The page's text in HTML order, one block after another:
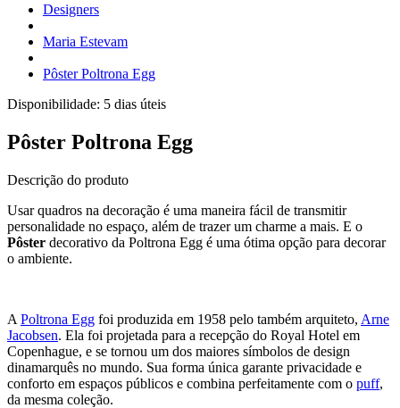
Designers
Maria Estevam
Pôster Poltrona Egg
Disponibilidade: 5 dias úteis
Pôster Poltrona Egg
Descrição do produto
Usar quadros na decoração é uma maneira fácil de transmitir
personalidade no espaço, além de trazer um charme a mais. E o
Pôster decorativo da Poltrona Egg é uma ótima opção para decorar
o ambiente.
A Poltrona Egg foi produzida em 1958 pelo também arquiteto, Arne
Jacobsen. Ela foi projetada para a recepção do Royal Hotel em
Copenhague, e se tornou um dos maiores símbolos de design
dinamarquês no mundo. Sua forma única garante privacidade e
conforto em espaços públicos e combina perfeitamente com o puff,
da mesma coleção.